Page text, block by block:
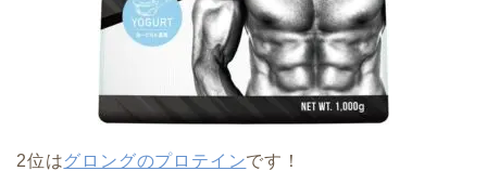
2位はグロングのプロテインです！